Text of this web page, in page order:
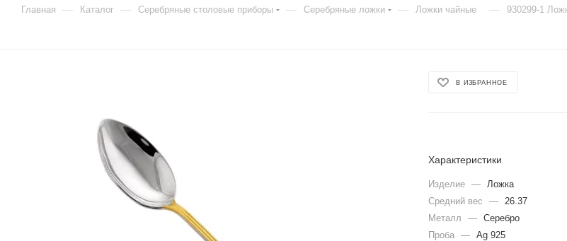
Главная — Каталог — Серебряные столовые приборы — Серебряные ложки — Ложки чайные — 930299-1
В ИЗБРАННОЕ
Характеристики
Изделие —
Ложка
Средний вес
—
26.37
Металл
—
Серебро
Проба
—
Ag 925